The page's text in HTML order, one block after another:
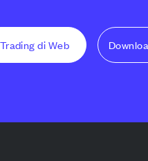
Trading di Web